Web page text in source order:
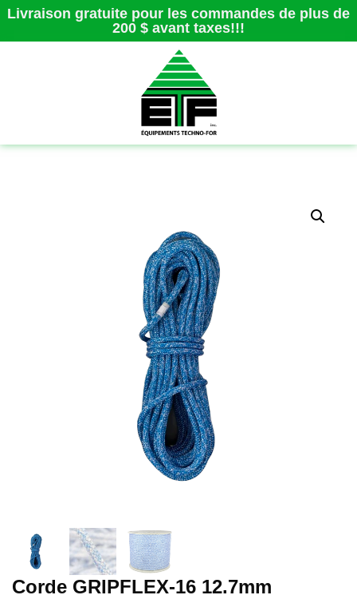
Livraison gratuite pour les commandes de plus de
200 $ avant taxes!!!
Corde GRIPFLEX-16 12.7mm